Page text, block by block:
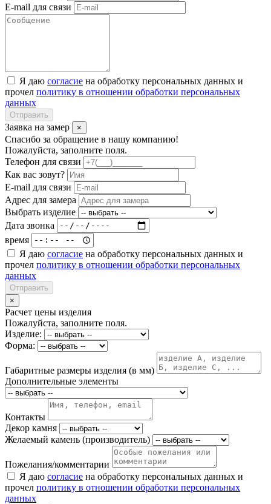
E-mail для связи
Я даю согласие на обработку персональных данных и
прочел политику в отношении обработки персональных
данных
Отправить
Заявка на замер ×
Спасибо за обращение в нашу компанию!
Пожалуйста, заполните поля.
Телефон для связи
Как вас зовут?
E-mail для связи
Адрес для замера
Выбрать изделие
Дата звонка
время
Я даю согласие на обработку персональных данных и
прочел политику в отношении обработки персональных
данных
Отправить
×
Расчет цены изделия
Пожалуйста, заполните поля.
Изделие:
Форма:
Габаритные размеры изделия (в мм)
Дополнительные элементы
Контакты
Декор камня
Желаемый камень (производитель)
Пожелания/комментарии
Я даю согласие на обработку персональных данных и
прочел политику в отношении обработки персональных
данных